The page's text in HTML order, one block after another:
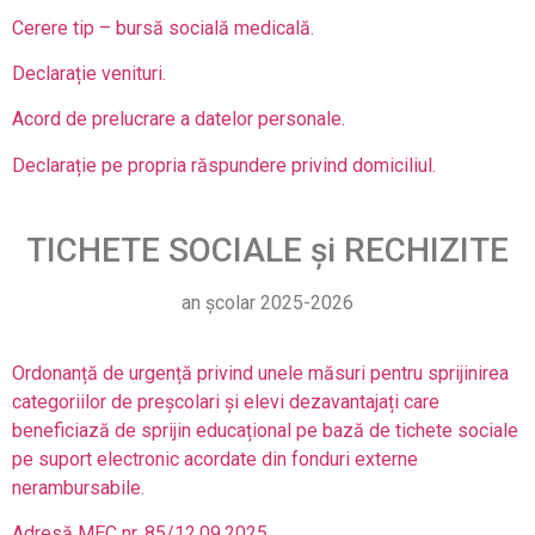
Cerere tip – bursă socială medicală.
Declarație venituri.
Acord de prelucrare a datelor personale.
Declarație pe propria răspundere privind domiciliul.
TICHETE SOCIALE și RECHIZITE
an școlar 2025-2026
Ordonanță de urgență privind unele măsuri pentru sprijinirea
categoriilor de preșcolari și elevi dezavantajați care
beneficiază de sprijin educațional pe bază de tichete sociale
pe suport electronic acordate din fonduri externe
nerambursabile.